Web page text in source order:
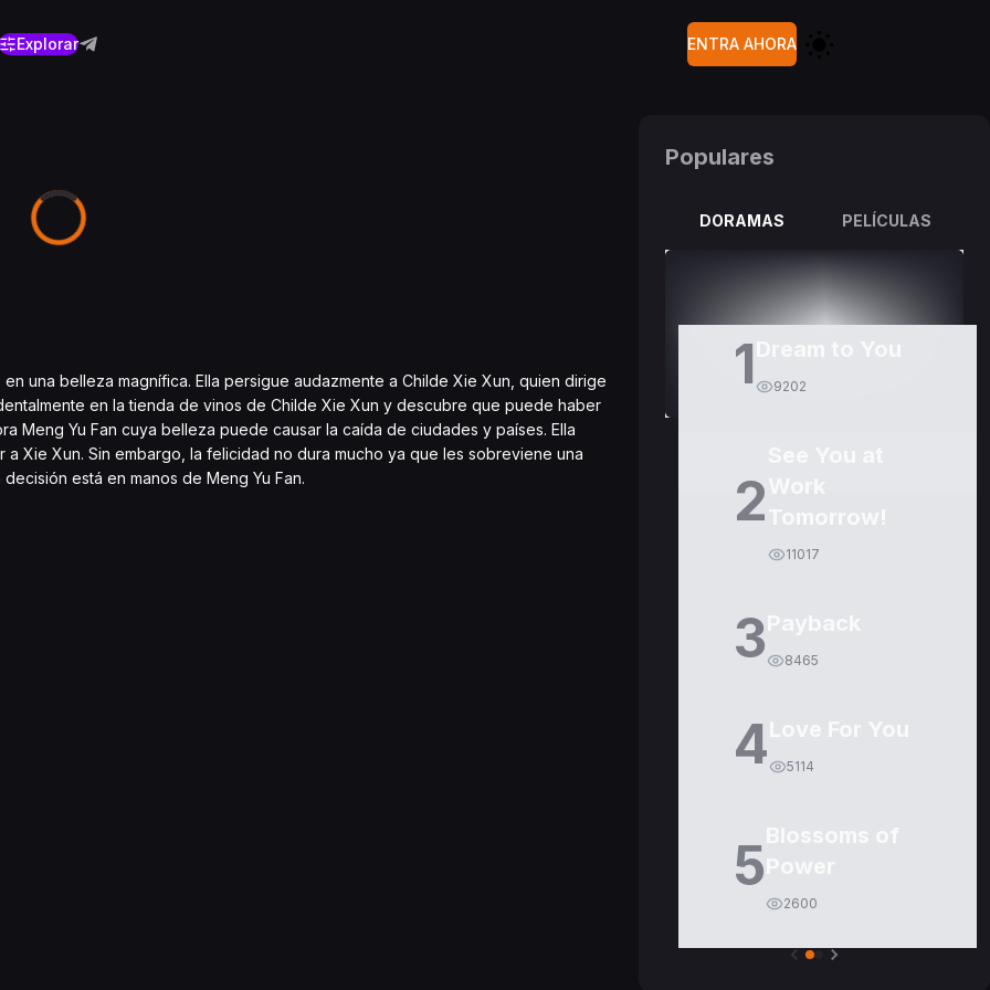
Explorar ENTRA AHORA
una belleza magnífica. Ella persigue audazmente a Childe Xie Xun, quien dirige
en la tienda de vinos de Childe Xie Xun y descubre que puede haber
Meng Yu Fan cuya belleza puede causar la caída de ciudades y países. Ella
Xie Xun. Sin embargo, la felicidad no dura mucho ya que les sobreviene una
está en manos de Meng Yu Fan.
Populares
DORAMAS PELÍCULAS
1 9202
2
11017
3 8465
4 5114
5
2600